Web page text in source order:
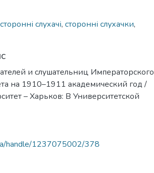
сторонні слухачі, сторонні слухачки,
и слушательниц Императорского
на 1910–1911 академический год /
– Харьков: В Университетской
handle/1237075002/378